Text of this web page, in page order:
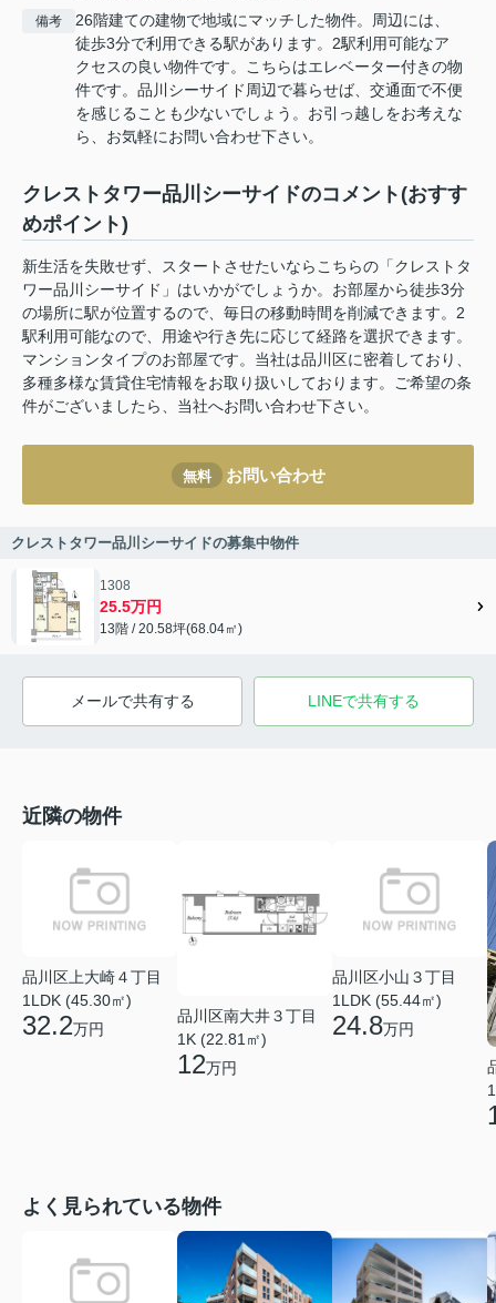
備考
26階建ての建物で地域にマッチした物件。周辺には、
徒歩3分で利用できる駅があります。2駅利用可能なア
クセスの良い物件です。こちらはエレベーター付きの物
件です。品川シーサイド周辺で暮らせば、交通面で不便
を感じることも少ないでしょう。お引っ越しをお考えな
ら、お気軽にお問い合わせ下さい。
クレストタワー品川シーサイドのコメント(おすす
めポイント)
新生活を失敗せず、スタートさせたいならこちらの「クレストタ
ワー品川シーサイド」はいかがでしょうか。お部屋から徒歩3分
の場所に駅が位置するので、毎日の移動時間を削減できます。2
駅利用可能なので、用途や行き先に応じて経路を選択できます。
マンションタイプのお部屋です。当社は品川区に密着しており、
多種多様な賃貸住宅情報をお取り扱いしております。ご希望の条
件がございましたら、当社へお問い合わせ下さい。
無料 お問い合わせ
クレストタワー品川シーサイドの募集中物件
1308
25.5万円
13階 / 20.58坪(68.04㎡)
メールで共有する LINEで共有する
近隣の物件
品川区上大崎４丁目
1LDK (45.30㎡)
32.2万円
品川区南大井３丁目
1K (22.81㎡)
12万円
品川区小山３丁目
1LDK (55.44㎡)
24.8万円
よく見られている物件